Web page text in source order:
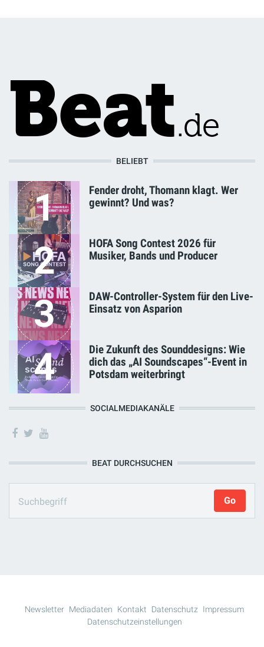
BELIEBT
1
Fender droht, Thomann klagt. Wer
gewinnt? Und was?
2
HOFA Song Contest 2026 für
Musiker, Bands und Producer
3
DAW-Controller-System für den Live-
Einsatz von Asparion
4
Die Zukunft des Sounddesigns: Wie
dich das „AI Soundscapes“-Event in
Potsdam weiterbringt
SOCIALMEDIAKANÄLE
BEAT DURCHSUCHEN
Newsletter Mediadaten Kontakt Datenschutz
Impressum
Datenschutzeinstellungen